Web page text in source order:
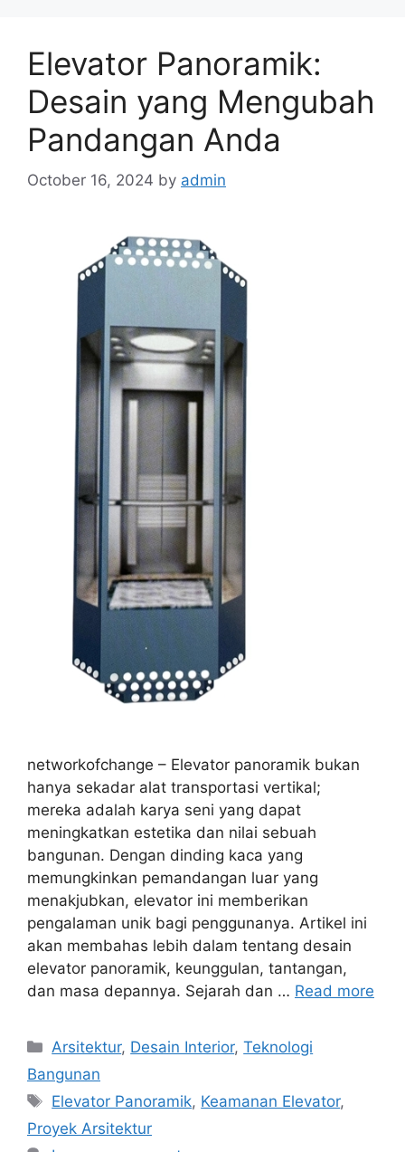
Elevator Panoramik:
Desain yang Mengubah
Pandangan Anda
October 16, 2024 by admin
networkofchange – Elevator panoramik bukan
hanya sekadar alat transportasi vertikal;
mereka adalah karya seni yang dapat
meningkatkan estetika dan nilai sebuah
bangunan. Dengan dinding kaca yang
memungkinkan pemandangan luar yang
menakjubkan, elevator ini memberikan
pengalaman unik bagi penggunanya. Artikel ini
akan membahas lebih dalam tentang desain
elevator panoramik, keunggulan, tantangan,
dan masa depannya. Sejarah dan … Read more
Categories
Arsitektur, Desain Interior,Teknologi
Bangunan
Tags
Elevator Panoramik, Keamanan Elevator,
Proyek Arsitektur